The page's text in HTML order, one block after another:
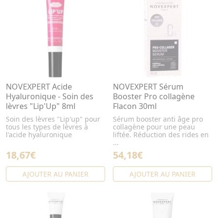
NOVEXPERT Acide
Hyaluronique - Soin des
lèvres "Lip'Up" 8ml
Soin des lèvres "Lip'up" pour
tous les types de lèvres à
l'acide hyaluronique
18,67€
AJOUTER AU PANIER
NOVEXPERT Sérum
Booster Pro collagène
Flacon 30ml
Sérum booster anti âge pro
collagène pour une peau
liftée. Réduction des rides en
...
54,18€
AJOUTER AU PANIER